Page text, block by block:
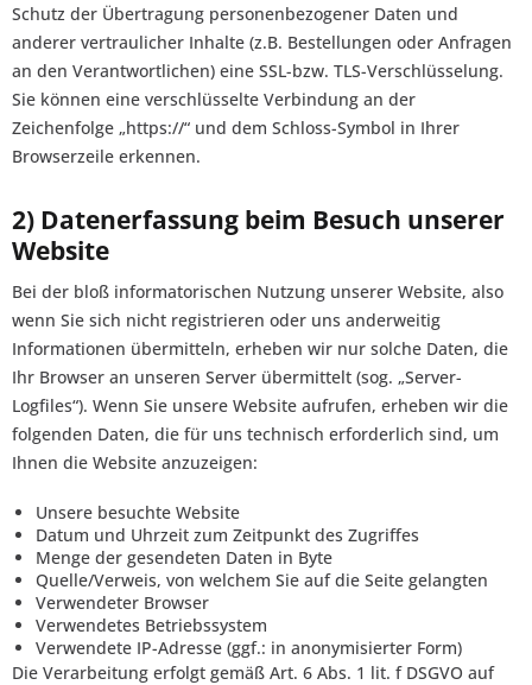
Schutz der Übertragung personenbezogener Daten und
anderer vertraulicher Inhalte (z.B. Bestellungen oder Anfragen
an den Verantwortlichen) eine SSL-bzw. TLS-Verschlüsselung.
Sie können eine verschlüsselte Verbindung an der
Zeichenfolge „https://“ und dem Schloss-Symbol in Ihrer
Browserzeile erkennen.
2) Datenerfassung beim Besuch unserer
Website
Bei der bloß informatorischen Nutzung unserer Website, also
wenn Sie sich nicht registrieren oder uns anderweitig
Informationen übermitteln, erheben wir nur solche Daten, die
Ihr Browser an unseren Server übermittelt (sog. „Server-
Logfiles“). Wenn Sie unsere Website aufrufen, erheben wir die
folgenden Daten, die für uns technisch erforderlich sind, um
Ihnen die Website anzuzeigen:
Unsere besuchte Website
Datum und Uhrzeit zum Zeitpunkt des Zugriffes
Menge der gesendeten Daten in Byte
Quelle/Verweis, von welchem Sie auf die Seite gelangten
Verwendeter Browser
Verwendetes Betriebssystem
Verwendete IP-Adresse (ggf.: in anonymisierter Form)
Die Verarbeitung erfolgt gemäß Art. 6 Abs. 1 lit. f DSGVO auf